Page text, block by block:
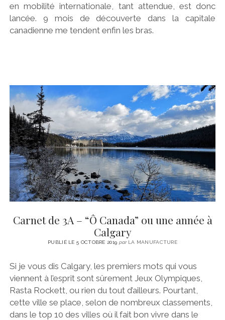
en mobilité internationale, tant attendue, est donc
lancée. 9 mois de découverte dans la capitale
canadienne me tendent enfin les bras.
Carnet de 3A – “Ô Canada” ou une année à
Calgary
PUBLIÉ LE 5 OCTOBRE 2019 parLA MANUFACTURE
Si je vous dis Calgary, les premiers mots qui vous
viennent à l’esprit sont sûrement Jeux Olympiques,
Rasta Rockett, ou rien du tout d’ailleurs. Pourtant,
cette ville se place, selon de nombreux classements,
dans le top 10 des villes où il fait bon vivre dans le